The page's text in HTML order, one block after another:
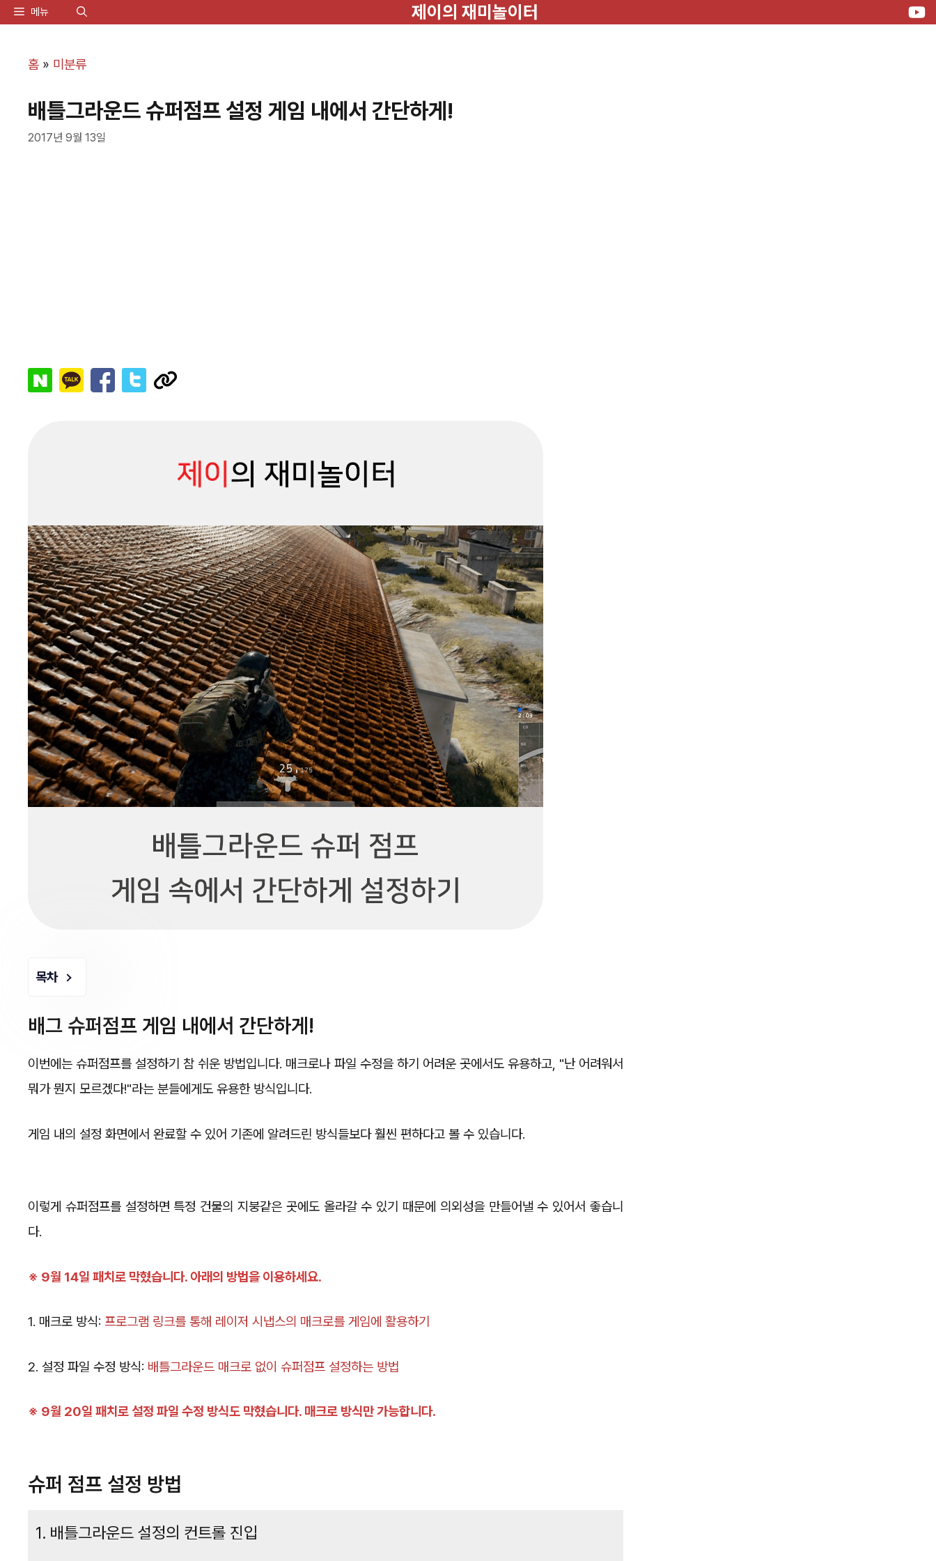
제이의 재미놀이터
메뉴
홈 » 미분류
배틀그라운드 슈퍼점프 설정 게임 내에서 간단하게!
2017년 9월 13일
목차
배그 슈퍼점프 게임 내에서 간단하게!
이번에는 슈퍼점프를 설정하기 참 쉬운 방법입니다. 매크로나 파일 수정을 하기 어려운 곳에서도 유용하고, "난 어려워서
뭐가 뭔지 모르겠다!"라는 분들에게도 유용한 방식입니다.
게임 내의 설정 화면에서 완료할 수 있어 기존에 알려드린 방식들보다 훨씬 편하다고 볼 수 있습니다.
이렇게 슈퍼점프를 설정하면 특정 건물의 지붕같은 곳에도 올라갈 수 있기 때문에 의외성을 만들어낼 수 있어서 좋습니
다.
※ 9월 14일 패치로 막혔습니다. 아래의 방법을 이용하세요.
1. 매크로 방식: 프로그램 링크를 통해 레이저 시냅스의 매크로를 게임에 활용하기
2. 설정 파일 수정 방식: 배틀그라운드 매크로 없이 슈퍼점프 설정하는 방법
※ 9월 20일 패치로 설정 파일 수정 방식도 막혔습니다. 매크로 방식만 가능합니다.
슈퍼 점프 설정 방법
1. 배틀그라운드 설정의 컨트롤 진입